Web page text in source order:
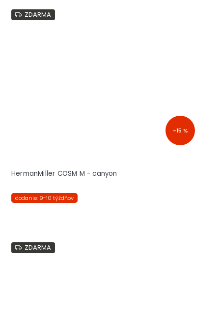
ZDARMA
–15 %
HermanMiller COSM M - canyon
dodanie: 9-10 týždňov
ZDARMA